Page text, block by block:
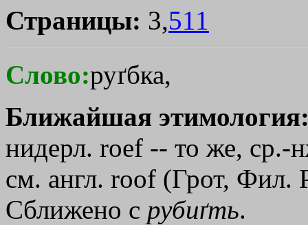
Страницы: 3,511
Слово:руґбка,
Ближайшая
нидерл. rоеf -- то же,
см. англ. rооf (Грот, Фил.
Сближено с рубиґть.